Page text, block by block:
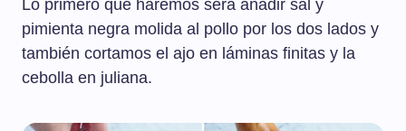
Lo primero que haremos será añadir sal y
pimienta negra molida al pollo por los dos lados y
también cortamos el ajo en láminas finitas y la
cebolla en juliana.